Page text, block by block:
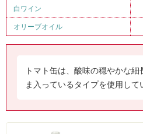
白ワイン
オリーブオイル
トマト缶は、酸味の穏やかな
ま入っているタイプを使用して